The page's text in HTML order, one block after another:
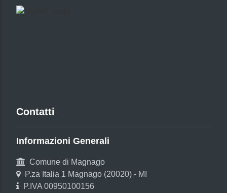
Contatti
Informazioni Generali
Comune di Magnago
P.za Italia 1 Magnago (20020) - MI
P.IVA 00950100156